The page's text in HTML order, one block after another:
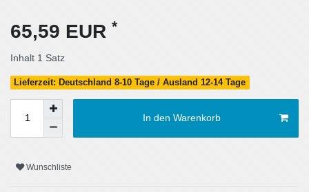
65,59 EUR *
Inhalt 1 Satz
Lieferzeit: Deutschland 8-10 Tage / Ausland 12-14 Tage
In den Warenkorb
Wunschliste